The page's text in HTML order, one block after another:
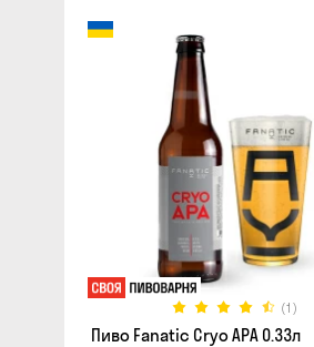
(1)
Пиво Fanatic Cryo APA 0.33л